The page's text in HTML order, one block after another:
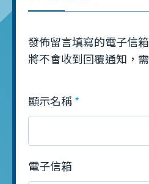
發佈留言填寫的電子信
將不會收到回覆通知，
顯示名稱
電子信箱